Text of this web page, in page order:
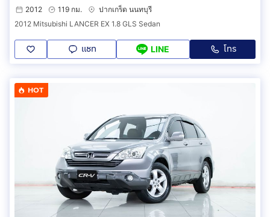
2012
119 กม.
ปากเกร็ด นนทบุรี
2012 Mitsubishi LANCER EX 1.8 GLS Sedan
แชท LINE โทร
HOT